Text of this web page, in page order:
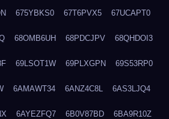
675YBKS0 67T6PVX5 67UCAPT0
68OMB6UH 68PDCJPV 68QHDOI3
69LSOT1W 69PLXGPN 69S53RP0
6AMAWT34 6ANZ4C8L 6AS3LJQ4
6AYEZFQ7 6B0V87BD 6BA9R10Z